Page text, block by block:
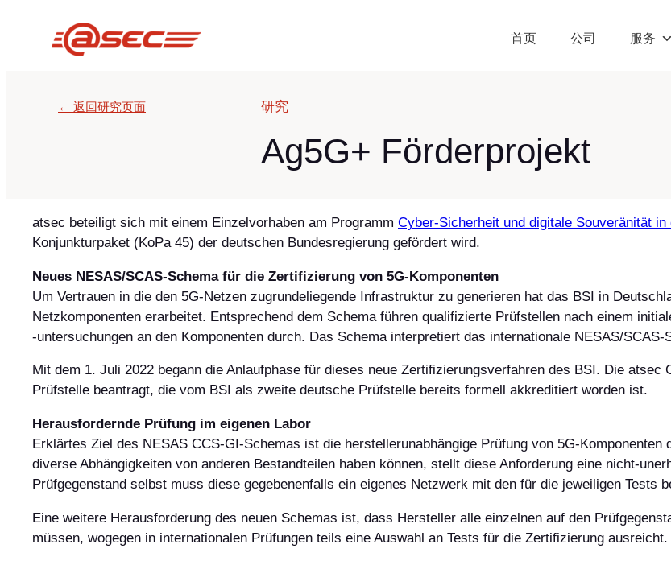
首页 公司 服务
← 返回研究页面 研究
Ag5G+ Förderprojekt
atsec beteiligt sich mit einem Einzelvorhaben am Programm Cyber-Sicherheit und digitale Souveränität
Konjunkturpaket (KoPa 45) der deutschen Bundesregierung gefördert wird.
Neues NESAS/SCAS-Schema für die Zertifizierung von 5G-Komponenten
Um Vertrauen in die den 5G-Netzen zugrundeliegende Infrastruktur zu generieren hat das BSI in
Netzkomponenten erarbeitet. Entsprechend dem Schema führen qualifizierte Prüfstellen nach einem
-untersuchungen an den Komponenten durch. Das Schema interpretiert das internationale NESAS/
Mit dem 1. Juli 2022 begann die Anlaufphase für dieses neue Zertifizierungsverfahren des BSI. Die
Prüfstelle beantragt, die vom BSI als zweite deutsche Prüfstelle bereits formell akkreditiert worden ist.
Herausfordernde Prüfung im eigenen Labor
Erklärtes Ziel des NESAS CCS-GI-Schemas ist die herstellerunabhängige Prüfung von 5G-
diverse Abhängigkeiten von anderen Bestandteilen haben können, stellt diese Anforderung eine nicht-
Prüfgegenstand selbst muss diese gegebenenfalls ein eigenes Netzwerk mit den für die jeweiligen Tests
Eine weitere Herausforderung des neuen Schemas ist, dass Hersteller alle einzelnen auf den
müssen, wogegen in internationalen Prüfungen teils eine Auswahl an Tests für die Zertifizierung ausreicht.